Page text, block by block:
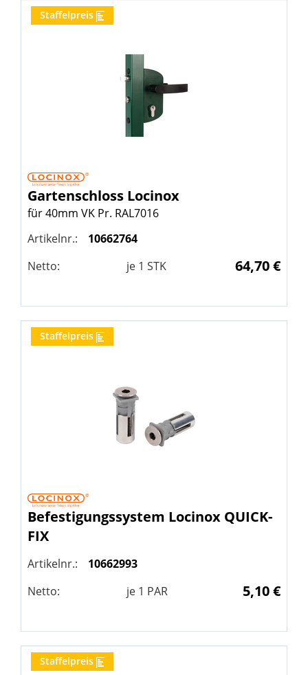
Staffelpreis
Gartenschloss Locinox
für 40mm VK Pr. RAL7016
Artikelnr.:
10662764
Netto:
je 1 STK 64,70 €
Staffelpreis
Befestigungssystem Locinox QUICK-
FIX
Artikelnr.:
10662993
Netto:
je 1 PAR 5,10 €
Staffelpreis